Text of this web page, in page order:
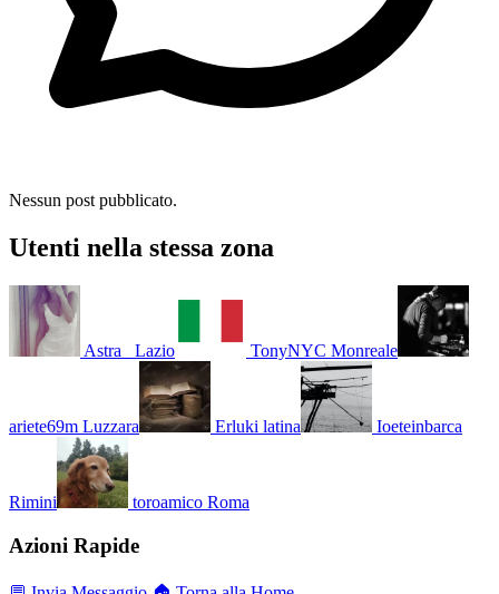
Nessun post pubblicato.
Utenti nella stessa zona
Astra_ Lazio TonyNYC Monreale
ariete69m Luzzara Erluki latina Ioeteinbarca
Rimini toroamico Roma
Azioni Rapide